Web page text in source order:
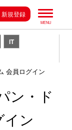
新規登録
IT
会員ログイン
ン・ド
イン